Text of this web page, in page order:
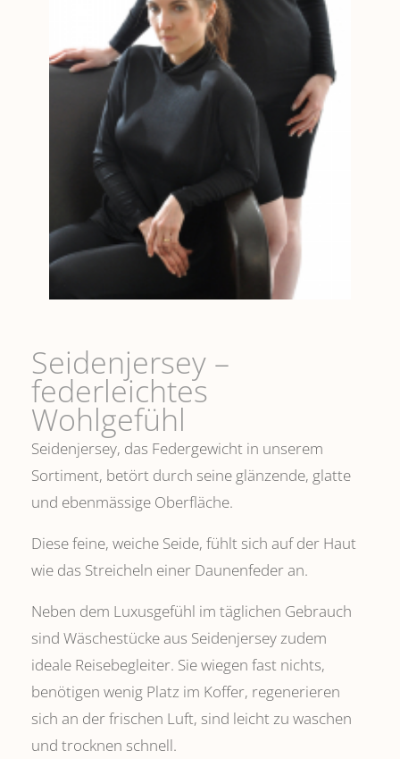
Seidenjersey –
federleichtes
Wohlgefühl
Seidenjersey, das Federgewicht in unserem
Sortiment, betört durch seine glänzende, glatte
und ebenmässige Oberfläche.
Diese feine, weiche Seide, fühlt sich auf der Haut
wie das Streicheln einer Daunenfeder an.
Neben dem Luxusgefühl im täglichen Gebrauch
sind Wäschestücke aus Seidenjersey zudem
ideale Reisebegleiter. Sie wiegen fast nichts,
benötigen wenig Platz im Koffer, regenerieren
sich an der frischen Luft, sind leicht zu waschen
und trocknen schnell.